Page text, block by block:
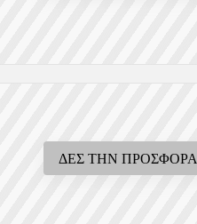
ΔΕΣ ΤΗΝ ΠΡΟΣΦΟΡΑ